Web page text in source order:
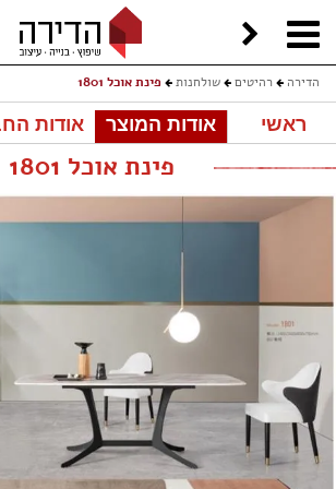
הדירה רהיטים שולחנות פינת אוכל 1801
ראשי אודות המוצר אודות
פינת אוכל 1801